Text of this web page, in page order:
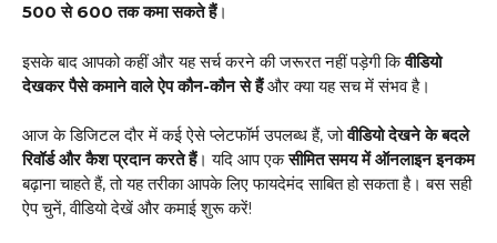
₹500 से ₹600 तक कमा सकते हैं।
इसके बाद आपको कहीं और यह सर्च करने की जरूरत नहीं पड़ेगी किवीडियो
देखकर पैसे कमाने वाले ऐप कौन-कौन से हैंऔर क्या यह सच में संभव है।
आज के डिजिटल दौर में कई ऐसे प्लेटफॉर्म उपलब्ध हैं, जोवीडियो देखने के बदले
रिवॉर्ड और कैश प्रदान करते हैं। यदि आप एकसीमित समय में ऑनलाइन इनकम
बढ़ाना चाहते हैं, तो यह तरीका आपके लिए फायदेमंद साबित हो सकता है। बस सही
ऐप चुनें, वीडियो देखें और कमाई शुरू करें!